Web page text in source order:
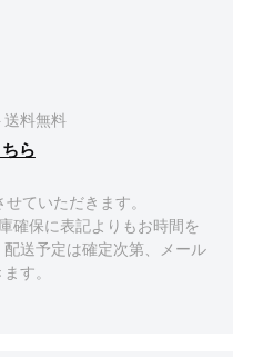
送料無料
ら
ていただきます。
確保に表記よりもお時間を
送予定は確定次第、メール
す。